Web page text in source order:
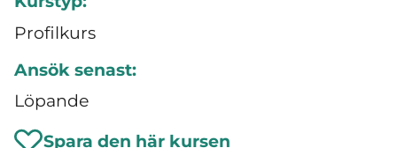
Profilkurs
Ansök senast:
Löpande
Spara den här kursen